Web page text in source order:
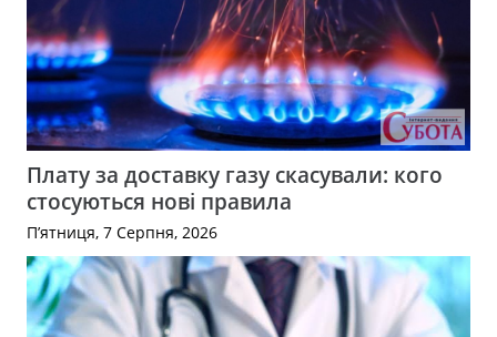
Плату за доставку газу скасували: кого
стосуються нові правила
П’ятниця, 7 Серпня, 2026